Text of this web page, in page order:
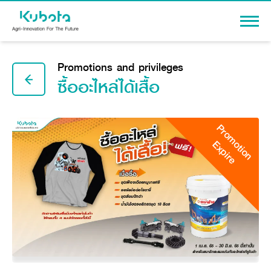
PRODUCTS
Agriculture
Tractor
Tractor implement
Combine Harvester
Rice Transplanter
Transplant Accessory
Diesel Engine
PROMOTION
Knowledge
Dealers
Machinery
Machinery
Corporate
About Us
Promotions and privileges
ซื้ออะไหล่ได้เสื้อ
Promotion
Expire